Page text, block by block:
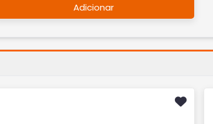
Adicionar